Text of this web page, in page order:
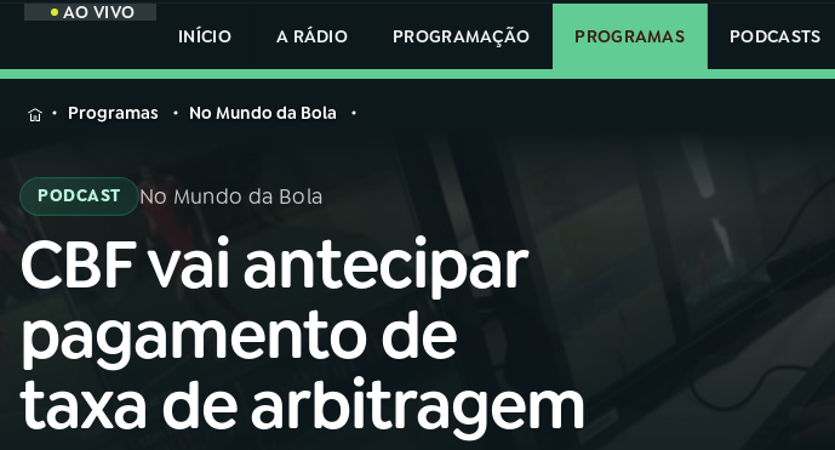
AO VIVO
INÍCIO
A RÁDIO PROGRAMAÇÃO PROGRAMAS PODCASTS
MENU
Buscar
Rádio
Nacional
01 INÍCIO
na
Rádio
Programas No Mundo da Bola
PODCAST No Mundo da Bola
CBF vai antecipar
pagamento de
taxa de arbitragem